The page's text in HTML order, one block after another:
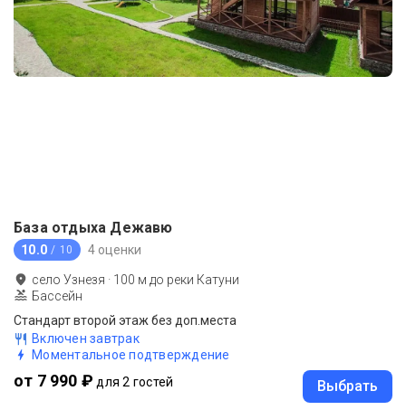
База отдыха Дежавю
10.0 / 10 4 оценки
село Узнезя · 100 м до реки Катуни
Бассейн
Стандарт второй этаж без доп.места
Включен завтрак
Моментальное подтверждение
от 7 990 ₽ для 2 гостей Выбрать